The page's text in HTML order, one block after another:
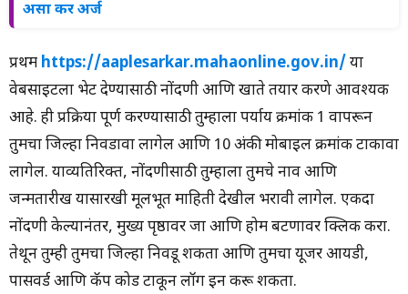
असा कर अर्ज
प्रथम https://aaplesarkar.mahaonline.gov.in/ या
वेबसाइटला भेट देण्यासाठी नोंदणी आणि खाते तयार करणे आवश्यक
आहे. ही प्रक्रिया पूर्ण करण्यासाठी तुम्हाला पर्याय क्रमांक 1 वापरून
तुमचा जिल्हा निवडावा लागेल आणि 10 अंकी मोबाइल क्रमांक टाकावा
लागेल. याव्यतिरिक्त, नोंदणीसाठी तुम्हाला तुमचे नाव आणि
जन्मतारीख यासारखी मूलभूत माहिती देखील भरावी लागेल. एकदा
नोंदणी केल्यानंतर, मुख्य पृष्ठावर जा आणि होम बटणावर क्लिक करा.
तेथून तुम्ही तुमचा जिल्हा निवडू शकता आणि तुमचा यूजर आयडी,
पासवर्ड आणि कॅप कोड टाकून लॉग इन करू शकता.